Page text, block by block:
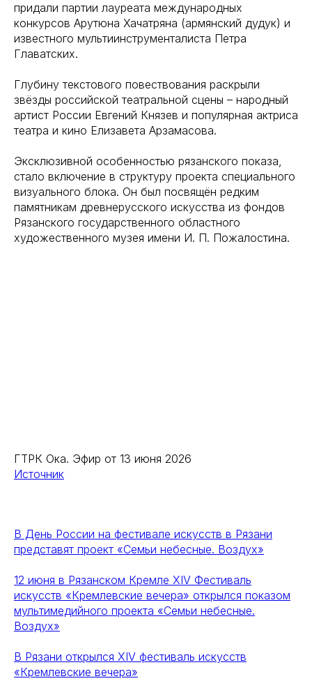
придали партии лауреата международных
конкурсов Арутюна Хачатряна (армянский дудук) и
известного мультиинструменталиста Петра
Главатских.
Глубину текстового повествования раскрыли
звёзды российской театральной сцены – народный
артист России Евгений Князев и популярная актриса
театра и кино Елизавета Арзамасова.
Эксклюзивной особенностью рязанского показа,
стало включение в структуру проекта специального
визуального блока. Он был посвящён редким
памятникам древнерусского искусства из фондов
Рязанского государственного областного
художественного музея имени И. П. Пожалостина.
ГТРК Ока. Эфир от 13 июня 2026
Источник
В День России на фестивале искусств в Рязани
представят проект «Семьи небесные. Воздух»
12 июня в Рязанском Кремле XIV Фестиваль
искусств «Кремлевские вечера» открылся показом
мультимедийного проекта «Семьи небесные.
Воздух»
В Рязани открылся XIV фестиваль искусств
«Кремлевские вечера»